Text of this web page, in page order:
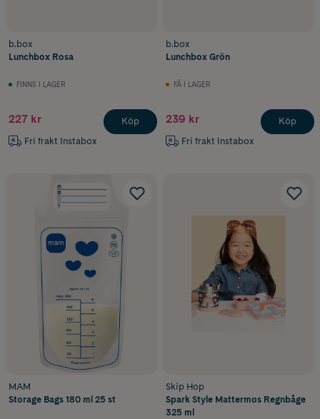
b.box
Lunchbox Rosa
FINNS I LAGER
227 kr
Fri frakt Instabox
Köp
b.box
Lunchbox Grön
FÅ I LAGER
239 kr
Fri frakt Instabox
Köp
MAM
Storage Bags 180 ml 25 st
Skip Hop
Spark Style Mattermos Regnbåge
325 ml